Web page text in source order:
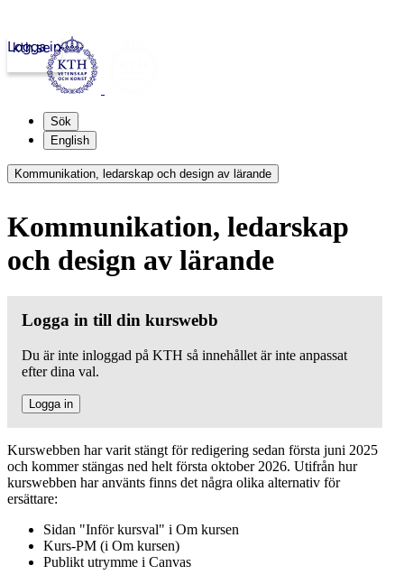
kth.se
Logga in
Sök
English
Kommunikation, ledarskap och design av lärande
Kommunikation, ledarskap
och design av lärande
Logga in till din kurswebb
Du är inte inloggad på KTH så innehållet är inte anpassat
efter dina val.
Logga in
Kurswebben har varit stängt för redigering sedan första juni 2025
och kommer stängas ned helt första oktober 2026. Utifrån hur
kurswebben har använts finns det några olika alternativ för
ersättare:
Sidan "Inför kursval" i Om kursen
Kurs-PM (i Om kursen)
Publikt utrymme i Canvas